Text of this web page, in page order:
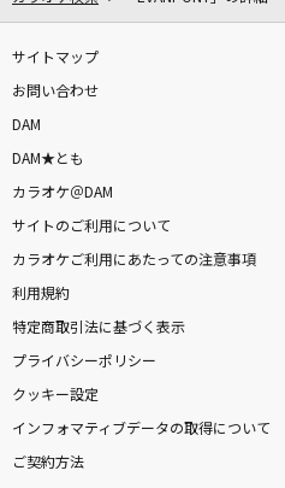
[良音]三日月
蝶
Acid Black Cherry
ヴァンパイア
Janne Da Arc
ひまわりの約束(ドラえも
サイトマップ
お問い合わせ
DAM
DAM★とも
カラオケ＠DAM
サイトのご利用について
カラオケご利用にあたっての注意事項
利用規約
特定商取引法に基づく表示
プライバシーポリシー
クッキー設定
インフォマティブデータの取得について
ご契約方法